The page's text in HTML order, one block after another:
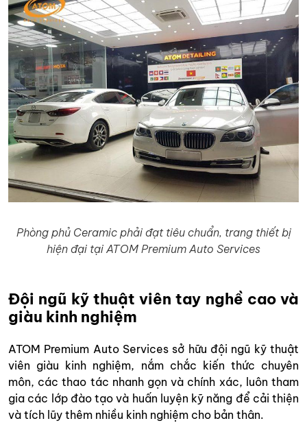
Phòng phủ Ceramic phải đạt tiêu chuẩn, trang thiết bị
hiện đại tại ATOM Premium Auto Services
Đội ngũ kỹ thuật viên tay nghề cao và
giàu kinh nghiệm
ATOM Premium Auto Services sở hữu đội ngũ kỹ thuật
viên giàu kinh nghiệm, nắm chắc kiến thức chuyên
môn, các thao tác nhanh gọn và chính xác, luôn tham
gia các lớp đào tạo và huấn luyện kỹ năng để cải thiện
và tích lũy thêm nhiều kinh nghiệm cho bản thân.